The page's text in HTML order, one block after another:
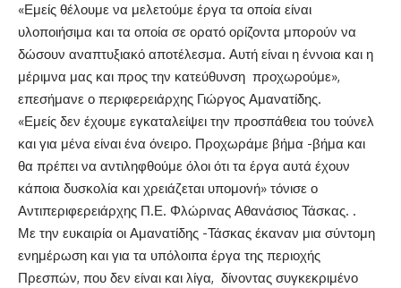
«Εμείς θέλουμε να μελετούμε έργα τα οποία είναι
υλοποιήσιμα και τα οποία σε ορατό ορίζοντα μπορούν να
δώσουν αναπτυξιακό αποτέλεσμα. Αυτή είναι η έννοια και η
μέριμνα μας και προς την κατεύθυνση προχωρούμε»,
επεσήμανε ο περιφερειάρχης Γιώργος Αμανατίδης.
«Εμείς δεν έχουμε εγκαταλείψει την προσπάθεια του τούνελ
και για μένα είναι ένα όνειρο. Προχωράμε βήμα -βήμα και
θα πρέπει να αντιληφθούμε όλοι ότι τα έργα αυτά έχουν
κάποια δυσκολία και χρειάζεται υπομονή» τόνισε ο
Αντιπεριφερειάρχης Π.Ε. Φλώρινας Αθανάσιος Τάσκας. .
Με την ευκαιρία οι Αμανατίδης -Τάσκας έκαναν μια σύντομη
ενημέρωση και για τα υπόλοιπα έργα της περιοχής
Πρεσπών, που δεν είναι και λίγα, δίνοντας συγκεκριμένο